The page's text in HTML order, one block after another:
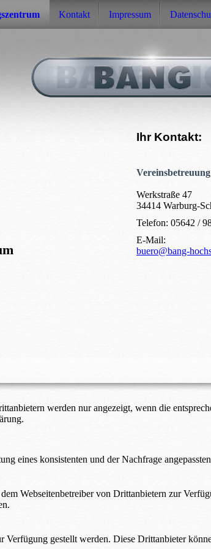
Kontakt Impressum
Ihr Kontakt:
Vereinsbetreuung
Werkstraße 47
34414 Warburg-
Telefon: 05642 /
E-Mail:
buero@bang-
werden nur angezeigt, wenn die
eines konsistenten und der Nachfrage
Webseitenbetreiber von Drittanbietern zur
gestellt werden. Diese Drittanbieter